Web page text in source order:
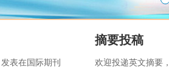
表在国际期刊
摘要投稿
欢迎投递英文摘要